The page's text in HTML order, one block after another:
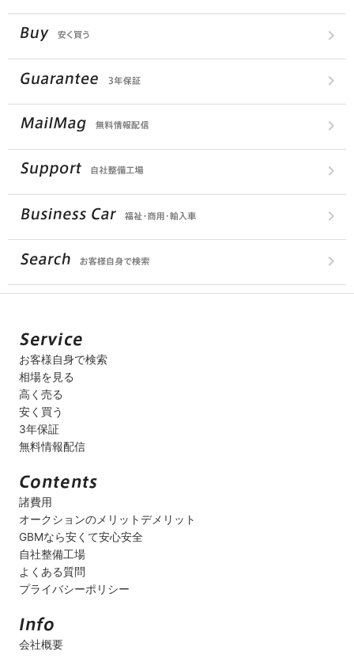
お客様自身で検索
相場を見る
高く売る
安く買う
3年保証
無料情報配信
諸費用
オークションのメリットデメリット
GBMなら安くて安心安全
自社整備工場
よくある質問
プライバシーポリシー
会社概要